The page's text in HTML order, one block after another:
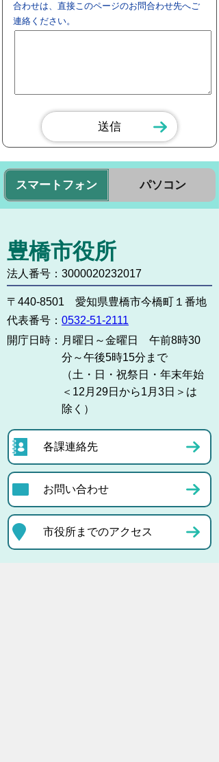
合わせは、直接このページのお問合わせ先へご
連絡ください。
スマートフォン パソコン
豊橋市役所
法人番号：3000020232017
〒440-8501 愛知県豊橋市今橋町１番地
代表番号： 0532-51-2111
開庁日時： 月曜日～金曜日 午前8時30
分～午後5時15分まで
（土・日・祝祭日・年末年始
＜12月29日から1月3日＞は
除く）
各課連絡先
お問い合わせ
市役所までのアクセス